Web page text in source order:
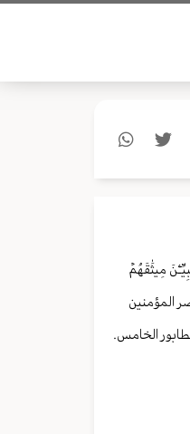
أَخَذۡنَا مِنَ ٱلنَّبِيِّـۧنَ مِيثَٰقَهُمۡ
المؤمنين
الخامس.